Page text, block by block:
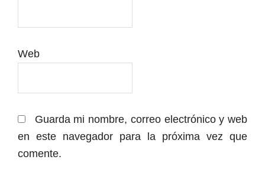
Web
Guarda mi nombre, correo electrónico y web
en este navegador para la próxima vez que
comente.